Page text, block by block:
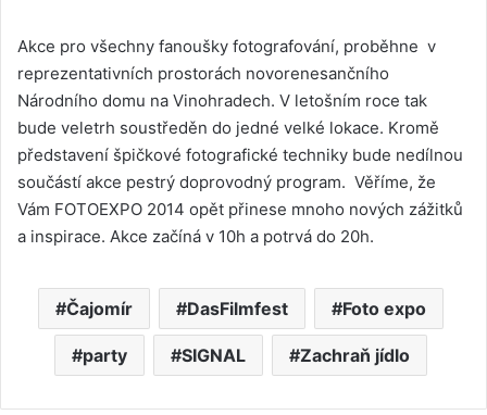
Akce pro všechny fanoušky fotografování, proběhne v
reprezentativních prostorách novorenesančního
Národního domu na Vinohradech. V letošním roce tak
bude veletrh soustředěn do jedné velké lokace. Kromě
představení špičkové fotografické techniky bude nedílnou
součástí akce pestrý doprovodný program. Věříme, že
Vám FOTOEXPO 2014 opět přinese mnoho nových zážitků
a inspirace. Akce začíná v 10h a potrvá do 20h.
Čajomír DasFilmfest Foto expo
party SIGNAL Zachraň jídlo